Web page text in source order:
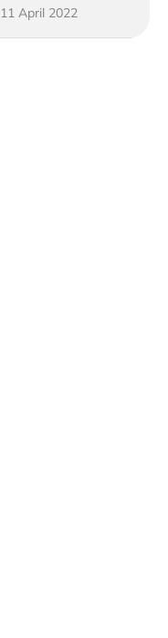
Mengukurnya!
11 April 2022